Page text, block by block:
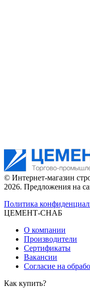
© Интернет-магазин
2026. Предложения на
Политика
ЦЕМЕНТ-СНАБ
О компании
Производители
Сертификаты
Вакансии
Согласие на
Как купить?